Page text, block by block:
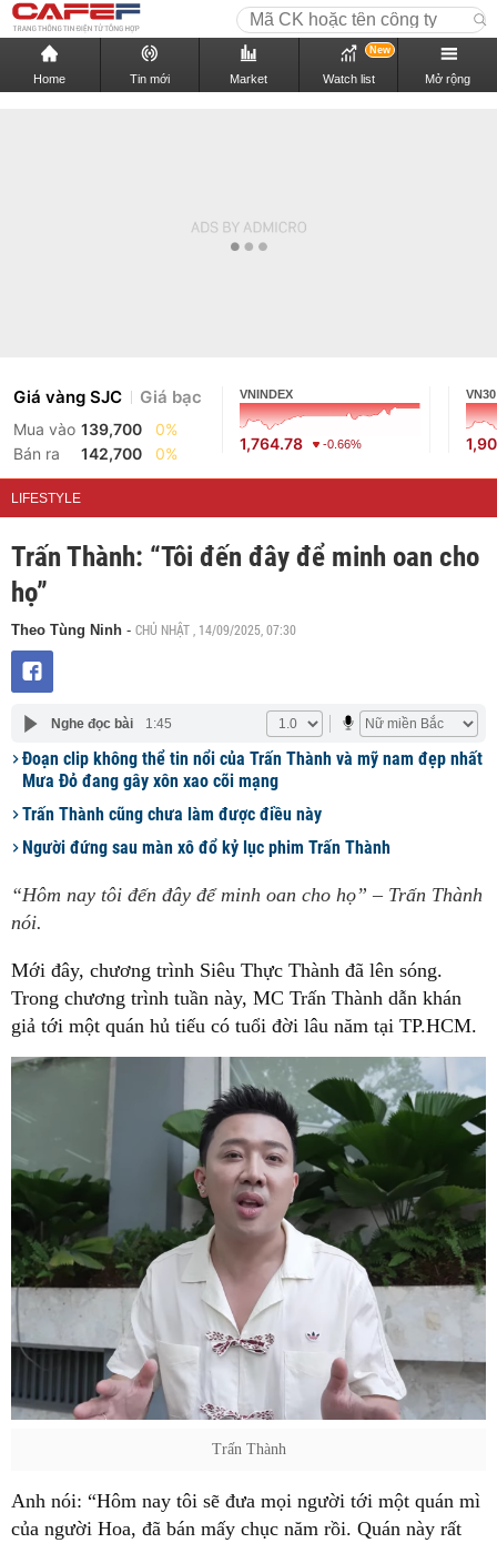
Home Tin mới Market Watch list
New
Mở rộng
Giá vàng SJC Giá bạc
Mua vào 139,700
0%
Bán ra
142,700 0%
VNINDEX
1,764.78 -0.66%
VN30
LIFESTYLE
Trấn Thành: “Tôi đến đây để minh oan cho
họ”
Theo Tùng Ninh - CHỦ NHẬT , 14/09/2025, 07:30
Nghe đọc bài 1:45
Đoạn clip không thể tin nổi của Trấn Thành và mỹ nam đẹp nhất
Mưa Đỏ đang gây xôn xao cõi mạng
Trấn Thành cũng chưa làm được điều này
Người đứng sau màn xô đổ kỷ lục phim Trấn Thành
“Hôm nay tôi đến đây để minh oan cho họ” – Trấn Thành
nói.
Mới đây, chương trình Siêu Thực Thành đã lên sóng.
Trong chương trình tuần này, MC Trấn Thành dẫn khán
giả tới một quán hủ tiếu có tuổi đời lâu năm tại TP.HCM.
Trấn Thành
Anh nói: “Hôm nay tôi sẽ đưa mọi người tới một quán mì
của người Hoa, đã bán mấy chục năm rồi. Quán này rất